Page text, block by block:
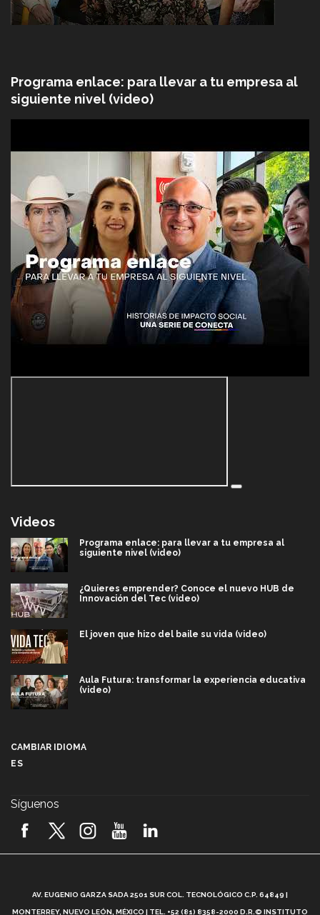
Programa enlace: para llevar a tu empresa al
siguiente nivel (video)
Videos
Programa enlace: para llevar a tu empresa al
siguiente nivel (video)
¿Quieres emprender? Conoce el nuevo HUB de
Innovación del Tec (video)
El joven que hizo del baile su vida (video)
Aula Futura: transformar la experiencia educativa
(video)
2026! (video)
¿Cómo es el Modelo Educativo Tec? (video)
CAMBIAR IDIOMA
ES
Síguenos
AV. EUGENIO GARZA SADA 2501 SUR COL. TECNOLÓGICO C.P. 64849 |
MONTERREY, NUEVO LEÓN, MÉXICO | TEL. +52 (81) 8358-2000 D.R.© INSTITUTO